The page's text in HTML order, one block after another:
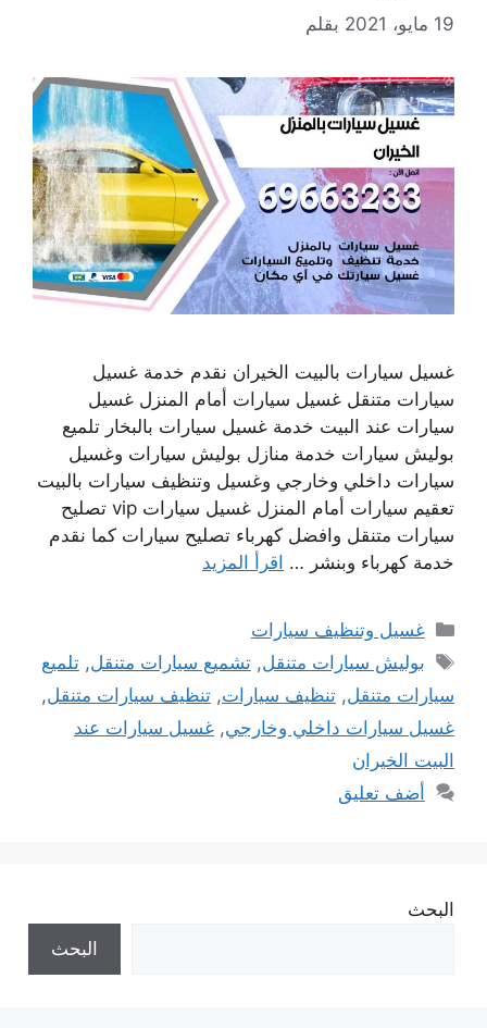
19 مايو، 2021 بقلم
غسيل سيارات بالبيت الخيران نقدم خدمة غسيل
سيارات متنقل غسيل سيارات أمام المنزل غسيل
سيارات عند البيت خدمة غسيل سيارات بالبخار تلميع
بوليش سيارات خدمة منازل بوليش سيارات وغسيل
سيارات داخلي وخارجي وغسيل وتنظيف سيارات بالبيت
تعقيم سيارات أمام المنزل غسيل سيارات vip تصليح
سيارات متنقل وافضل كهرباء تصليح سيارات كما نقدم
خدمة كهرباء وبنشر … اقرأ المزيد
التصنيفات
غسيل وتنظيف سيارات
الوسوم
بوليش سيارات متنقل,تشميع سيارات متنقل,تلميع
سيارات متنقل, تنظيف سيارات, تنظيف سيارات متنقل,
غسيل سيارات داخلي وخارجي, غسيل سيارات عند
البيت الخيران
أضف تعليق
البحث
البحث